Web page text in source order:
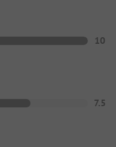
10
7.5